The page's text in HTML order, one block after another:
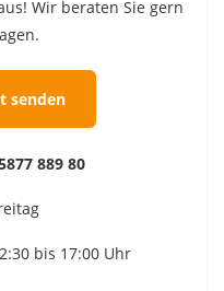
Wir beraten Sie gern
senden
889 80
bis 17:00 Uhr